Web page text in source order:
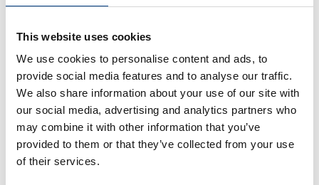
This website uses cookies
We use cookies to personalise content and ads, to
provide social media features and to analyse our traffic.
We also share information about your use of our site with
our social media, advertising and analytics partners who
may combine it with other information that you’ve
provided to them or that they’ve collected from your use
of their services.
웹 세미나
(HIP)